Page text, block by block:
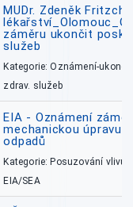
MUDr. Zdeněk
záměru ukončit
služeb
Kategorie: Oznámení-
zdrav. služeb
EIA - Oznámení
mechanickou úpravu
odpadů
Kategorie: Posuzování vlivů
EIA/SEA